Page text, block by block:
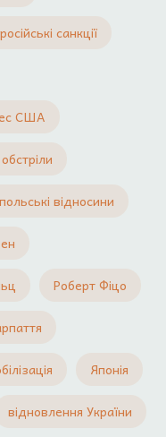
санкції
США
відносини
Роберт Фіцо
Японія
відновлення України